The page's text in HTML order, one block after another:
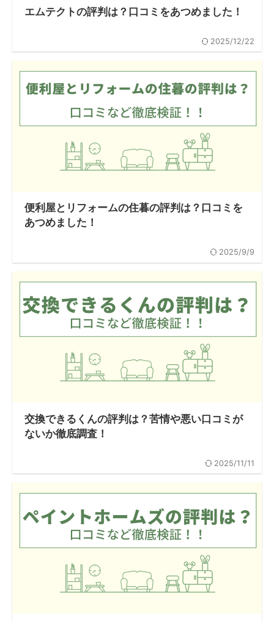
エムテクトの評判は？口コミをあつめました！
2025/12/22
便利屋とリフォームの住暮の評判は？口コミを
あつめました！
2025/9/9
交換できるくんの評判は？苦情や悪い口コミが
ないか徹底調査！
2025/11/11